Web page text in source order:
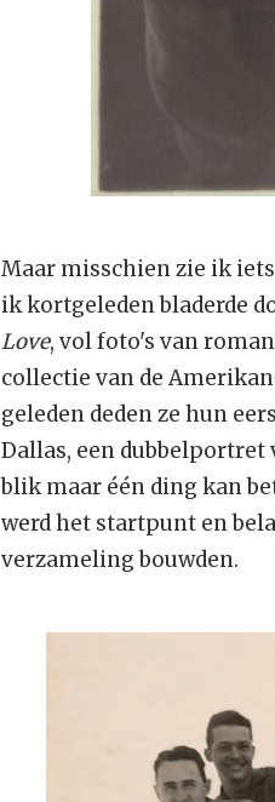
Maar misschien zie ik
ik kortgeleden bladerde
Love, vol foto's van
collectie van de
geleden deden ze hun
Dallas, een
blik maar één ding kan
werd het startpunt en
verzameling bouwden.